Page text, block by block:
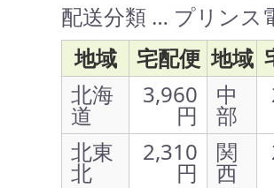
配送分類 … プリンス
地域
宅配便 地域
北海
道
3,960
円
中
部
北東
北
2,310
円
関
西